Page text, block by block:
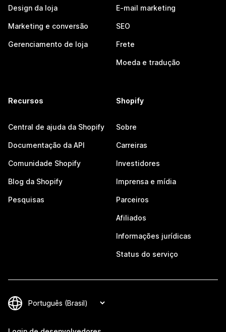
Design da loja
Marketing e conversão
Gerenciamento de loja
E-mail marketing
SEO
Frete
Moeda e tradução
Recursos
Central de ajuda da Shopify
Documentação da API
Comunidade Shopify
Blog da Shopify
Pesquisas
Shopify
Sobre
Carreiras
Investidores
Imprensa e mídia
Parceiros
Afiliados
Informações jurídicas
Status do serviço